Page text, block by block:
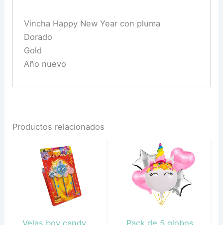
Vincha Happy New Year con pluma
Dorado
Gold
Año nuevo
Productos relacionados